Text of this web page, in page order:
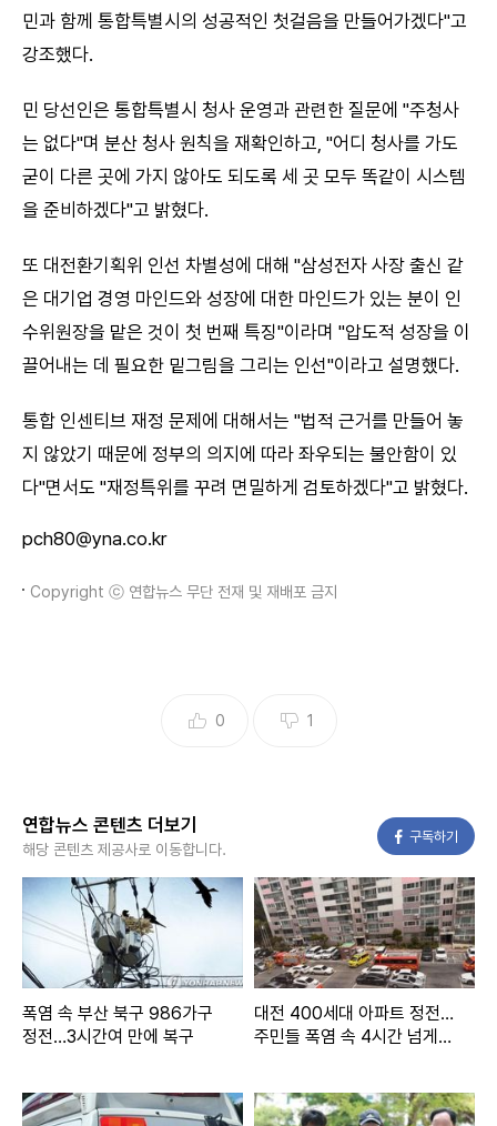
민과 함께 통합특별시의 성공적인 첫걸음을 만들어가겠다"고
강조했다.
민 당선인은 통합특별시 청사 운영과 관련한 질문에 "주청사
는 없다"며 분산 청사 원칙을 재확인하고, "어디 청사를 가도
굳이 다른 곳에 가지 않아도 되도록 세 곳 모두 똑같이 시스템
을 준비하겠다"고 밝혔다.
또 대전환기획위 인선 차별성에 대해 "삼성전자 사장 출신 같
은 대기업 경영 마인드와 성장에 대한 마인드가 있는 분이 인
수위원장을 맡은 것이 첫 번째 특징"이라며 "압도적 성장을 이
끌어내는 데 필요한 밑그림을 그리는 인선"이라고 설명했다.
통합 인센티브 재정 문제에 대해서는 "법적 근거를 만들어 놓
지 않았기 때문에 정부의 의지에 따라 좌우되는 불안함이 있
다"면서도 "재정특위를 꾸려 면밀하게 검토하겠다"고 밝혔다.
pch80@yna.co.kr
Copyright ⓒ 연합뉴스 무단 전재 및 재배포 금지
0 1
연합뉴스 콘텐츠 더보기
해당 콘텐츠 제공사로 이동합니다.
구독하기
폭염 속 부산 북구 986가구
정전…3시간여 만에 복구
대전 400세대 아파트 정전…
주민들 폭염 속 4시간 넘게